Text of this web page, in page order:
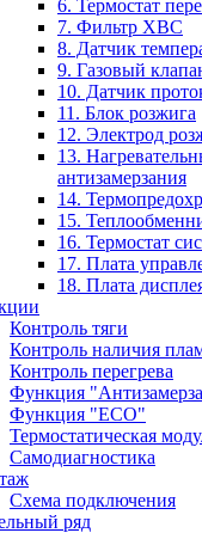
6. Термостат
7. Фильтр ХВС
8. Датчик
9. Газовый
10. Датчик
11. Блок розжига
12. Электрод
13.
антизамерзания
14.
15.
16. Термостат
17. Плата
18. Плата
Контроль тяги
Контроль наличия
Контроль перегрева
Функция
Функция "ECO"
Термостатическая
Самодиагностика
Схема подключения
ряд